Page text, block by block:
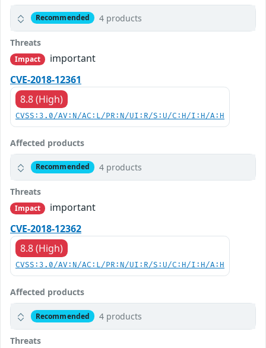
Recommended 4 products
Threats
Impact
important
CVE-2018-12361
8.8 (High)
CVSS:3.0/AV:N/AC:L/PR:N/UI:R/S:U/C:H/I:H/A:H
Affected products
Recommended 4 products
Threats
Impact
important
CVE-2018-12362
8.8 (High)
CVSS:3.0/AV:N/AC:L/PR:N/UI:R/S:U/C:H/I:H/A:H
Affected products
Recommended 4 products
Threats